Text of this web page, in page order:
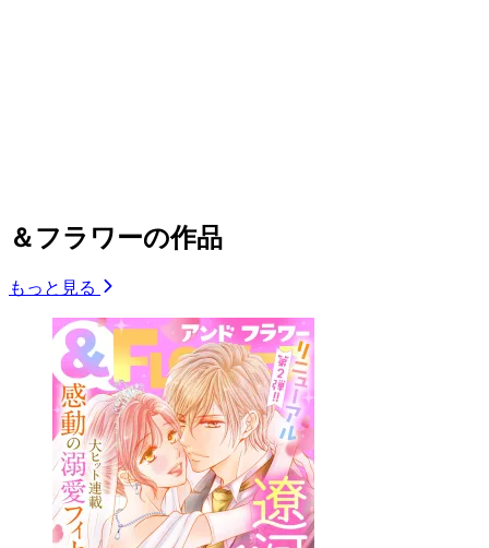
＆フラワーの作品
もっと見る